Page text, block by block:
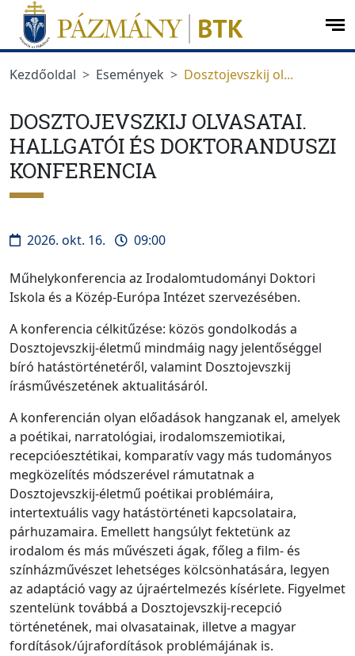
Ugrás a menüre
Ugrás a tartalomra
Kezdőoldal
Események Dosztojevszkij ol...
DOSZTOJEVSZKIJ OLVASATAI.
HALLGATÓI ÉS DOKTORANDUSZI
KONFERENCIA
2026. okt. 16. 09:00
Műhelykonferencia az Irodalomtudományi Doktori
Iskola és a Közép-Európa Intézet szervezésében.
A konferencia célkitűzése: közös gondolkodás a
Dosztojevszkij-életmű mindmáig nagy jelentőséggel
bíró hatástörténetéről, valamint Dosztojevszkij
írásművészetének aktualitásáról.
A konferencián olyan előadások hangzanak el, amelyek
a poétikai, narratológiai, irodalomszemiotikai,
recepcióesztétikai, komparatív vagy más tudományos
megközelítés módszerével rámutatnak a
Dosztojevszkij-életmű poétikai problémáira,
intertextuális vagy hatástörténeti kapcsolataira,
párhuzamaira. Emellett hangsúlyt fektetünk az
irodalom és más művészeti ágak, főleg a film- és
színházművészet lehetséges kölcsönhatására, legyen
az adaptáció vagy az újraértelmezés kísérlete. Figyelmet
szentelünk továbbá a Dosztojevszkij-recepció
történetének, mai olvasatainak, illetve a magyar
fordítások/újrafordítások problémájának is.